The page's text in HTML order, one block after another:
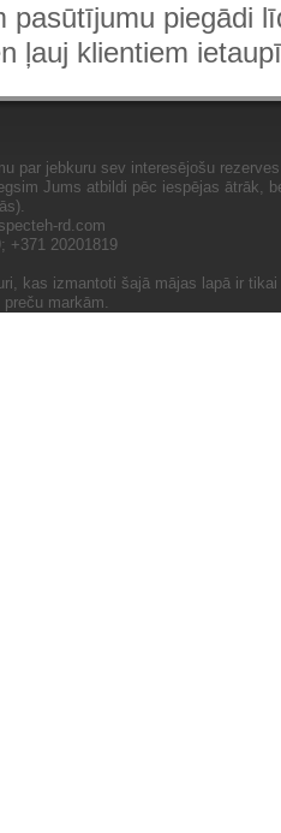
pasūtījumu piegādi
ļauj klientiem
par jebkuru sev interesējošu
Jums atbildi pēc iespējas ātrāk,
rd.com
+371 20201819
kas izmantoti šajā mājas lapā ir
markām.